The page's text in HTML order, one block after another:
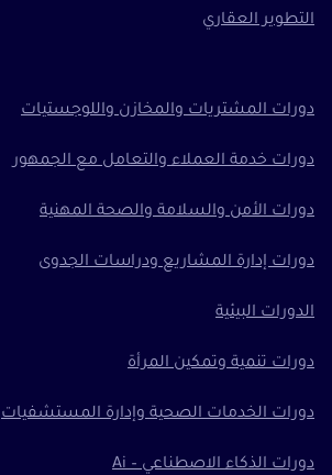
التطوير العقاري
دورات المشتريات والمخازن واللوجستيات
دورات خدمة العملاء والتعامل مع الجمهور
دورات الأمن والسلامة والصحة المهنية
دورات إدارة المشاريع ودراسات الجدوى
الدورات البيئية
دورات تنمية وتمكين المرأة
دورات الخدمات الصحية وإدارة المستشفيات
دورات الذكاء الاصطناعي – Ai